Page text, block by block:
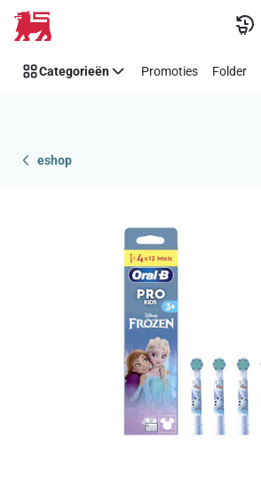
Overslaan
Categorieën Promoties Folder
eshop